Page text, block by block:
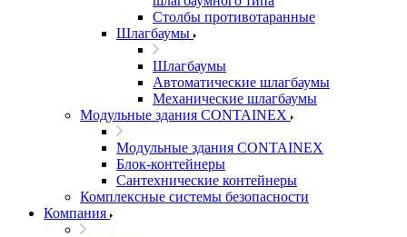
Столбы противотаранные
Шлагбаумы
Шлагбаумы
Автоматические шлагбаумы
Механические шлагбаумы
Модульные здания CONTAINEX
Модульные здания CONTAINEX
Блок-контейнеры
Сантехнические контейнеры
Комплексные системы безопасности
Компания